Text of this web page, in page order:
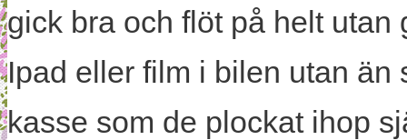
gick bra och flöt på helt
Ipad eller film i bilen utan
kasse som de plockat ihop